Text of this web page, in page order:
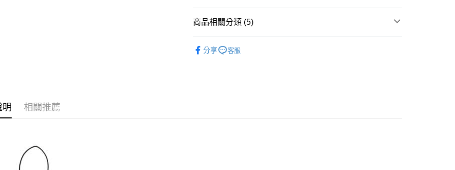
運送方式
商品相關分類 (5)
刃
■文具/吊飾/紙製/胸章/壓克力立牌/掛繩
分享 客服
明 相關推薦